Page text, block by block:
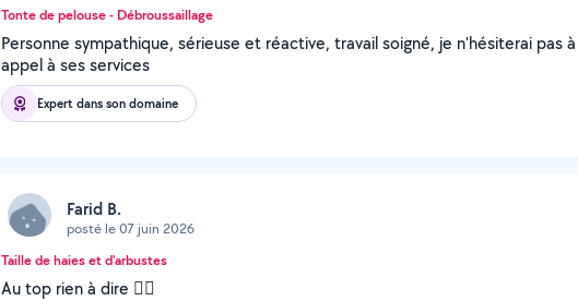
Tonte de pelouse - Débroussaillage
Personne sympathique, sérieuse et réactive, travail soigné, je n'hésiterai pas
appel à ses services
Expert dans son domaine
Farid B.
posté le 07 juin 2026
Taille de haies et d'arbustes
Au top rien à dire 👌🏼